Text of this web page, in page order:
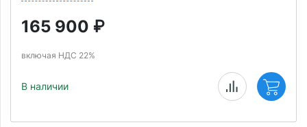
165 900 ₽
включая НДС 22%
В наличии